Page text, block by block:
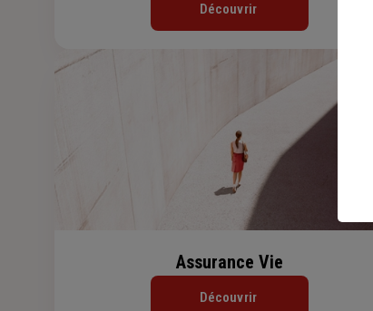
Découvrir
Assurance Vie
Découvrir